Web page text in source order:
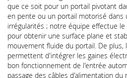
que ce soit pour un portail pivotant
en pente ou un portail motorisé dans
irrégularités ; notre équipe effectue
pour obtenir une surface plane et
mouvement fluide du portail. De plus,
permettent d'intégrer les gaines
bon fonctionnement de l'entrée
passage des câbles d'alimentation